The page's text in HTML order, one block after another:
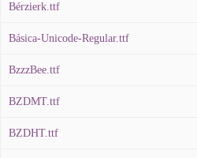
Bérzierk.ttf
Básica-Unicode-Regular.ttf
BzzzBee.ttf
BZDMT.ttf
BZDHT.ttf